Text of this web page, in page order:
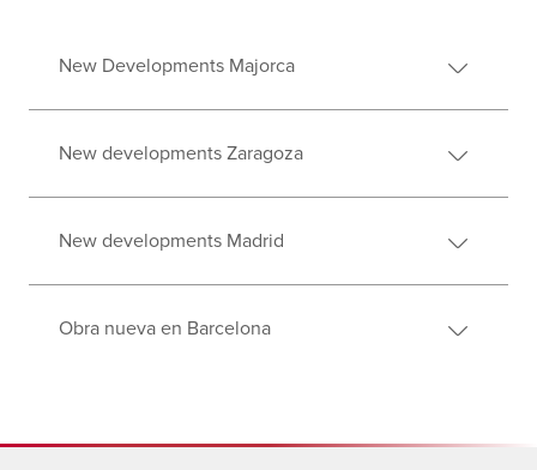
New Developments Majorca
New developments Zaragoza
New developments Madrid
Obra nueva en Barcelona